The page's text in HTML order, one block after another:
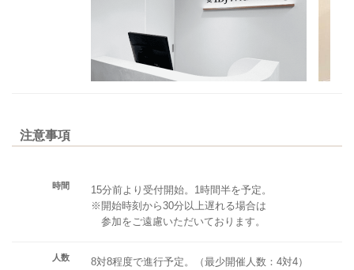
注意事項
時間
15分前より受付開始。1時間半を予定。
※開始時刻から30分以上遅れる場合は
参加をご遠慮いただいております。
人数
8対8程度で進行予定。（最少開催人数：4対4）